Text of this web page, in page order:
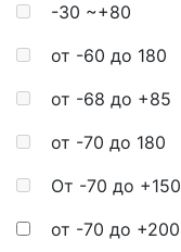
-30 ~+80
от -60 до 180
от -68 до +85
от -70 до 180
От -70 до +150
от -70 до +200